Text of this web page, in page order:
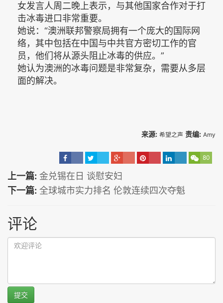
女发言人周二晚上表示，与其他国家合作对于打
击冰毒进口非常重要。
她说：“澳洲联邦警察局拥有一个庞大的国际网
络，其中包括在中国与中共官方密切工作的官
员，他们将从源头阻止冰毒的供应。”
她认为澳洲的冰毒问题是非常复杂，需要从多层
面的解决。
来源: 希望之声 责编: Amy
80
上一篇: 金兑锡在日 谈慰安妇
下一篇: 全球城市实力排名 伦敦连续四次夺魁
评论
提交